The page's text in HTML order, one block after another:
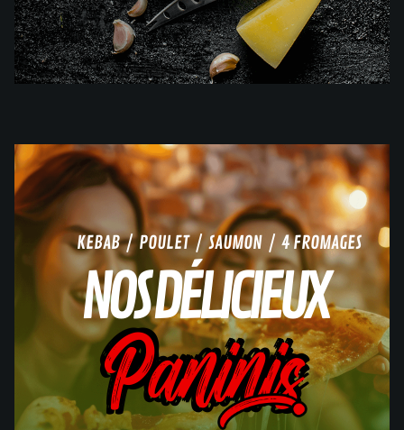
KEBAB / POULET / SAUMON / 4 FROMAGES
NOS DÉLICIEUX
Paninis